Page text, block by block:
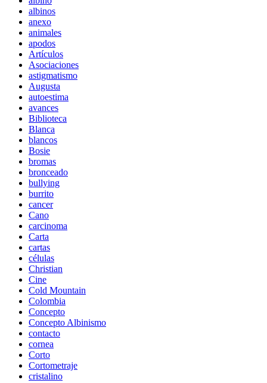
albinos
anexo
animales
apodos
Artículos
Asociaciones
astigmatismo
Augusta
autoestima
avances
Biblioteca
Blanca
blancos
Bosie
bromas
bronceado
bullying
burrito
cancer
Cano
carcinoma
Carta
cartas
células
Christian
Cine
Cold Mountain
Colombia
Concepto
Concepto Albinismo
contacto
cornea
Corto
Cortometraje
cristalino